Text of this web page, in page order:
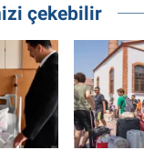
çekebilir